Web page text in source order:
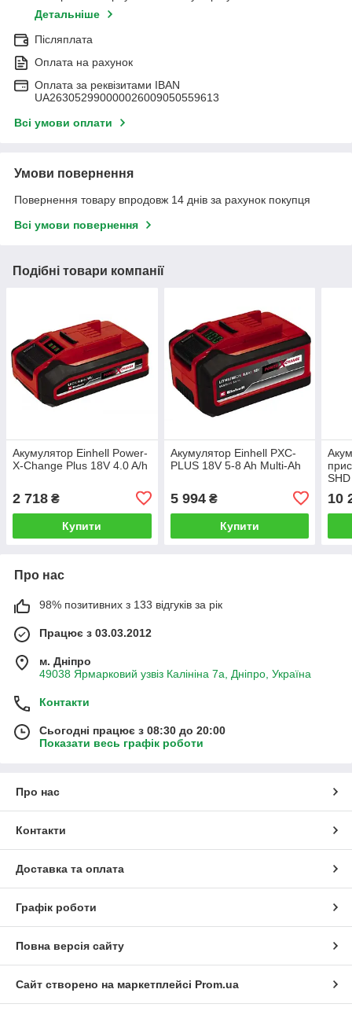
Детальніше
Післяплата
Оплата на рахунок
Оплата за реквізитами IBAN
UA263052990000026009050559613
Всі умови оплати
Умови повернення
Повернення товару впродовж 14 днів за рахунок покупця
Всі умови повернення
Подібні товари компанії
Акумулятор Einhell Power-
X-Change Plus 18V 4.0 A/h
2 718 ₴
Купити
Акумулятор Einhell PXC-
PLUS 18V 5-8 Ah Multi-Ah
5 994₴
Купити
10
Про нас
98% позитивних з 133 відгуків за рік
Працює з 03.03.2012
м. Дніпро
49038 Ярмарковий узвіз Калініна 7а, Дніпро, Україна
Контакти
Сьогодні працює з 08:30 до 20:00
Показати весь графік роботи
Про нас
Контакти
Доставка та оплата
Графік роботи
Повна версія сайту
Сайт створено на маркетплейсі Prom.ua